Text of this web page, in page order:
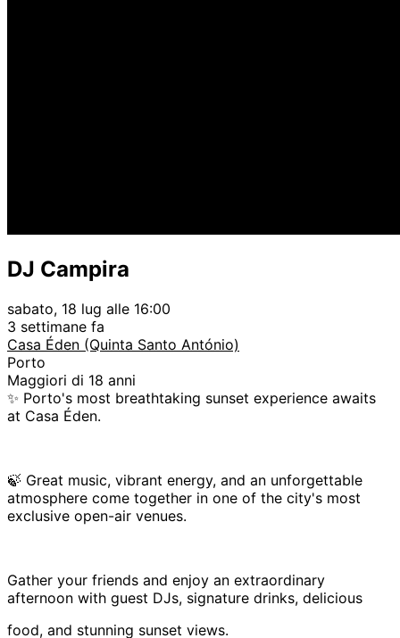
DJ Campira
sabato, 18 lug alle 16:00
3 settimane fa
Casa Éden (Quinta Santo António)
Porto
Maggiori di 18 anni
✨ Porto's most breathtaking sunset experience awaits
at Casa Éden.
🍃 Great music, vibrant energy, and an unforgettable
atmosphere come together in one of the city's most
exclusive open-air venues.
Gather your friends and enjoy an extraordinary
afternoon with guest DJs, signature drinks, delicious
food, and stunning sunset views.